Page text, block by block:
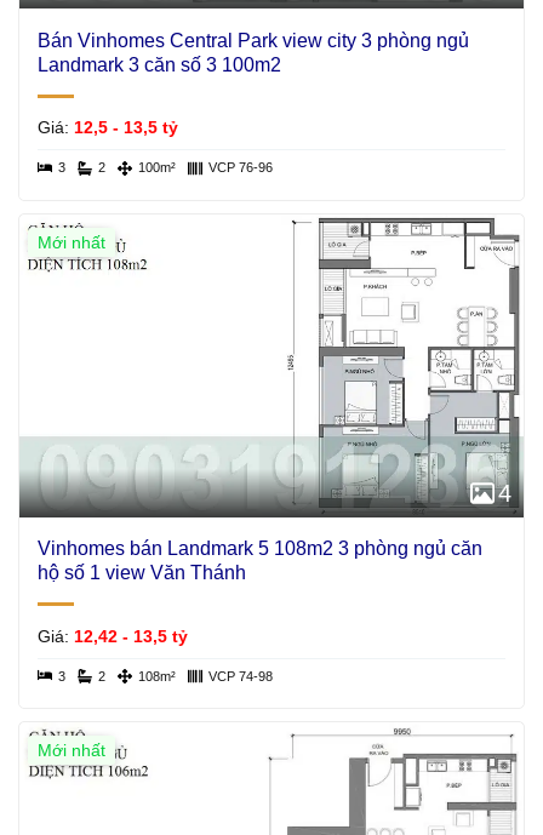
Bán Vinhomes Central Park view city 3 phòng ngủ
Landmark 3 căn số 3 100m2
Giá: 12,5 - 13,5 tỷ
3 2 100m² VCP 76-96
Mới nhất
4
Vinhomes bán Landmark 5 108m2 3 phòng ngủ căn
hộ số 1 view Văn Thánh
Giá: 12,42 - 13,5 tỷ
3 2 108m² VCP 74-98
Mới nhất